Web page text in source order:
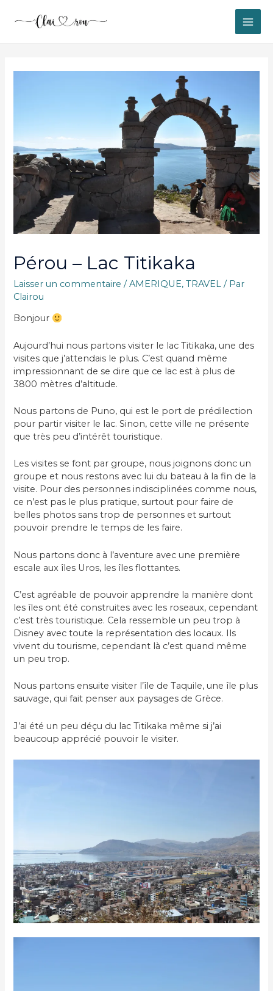
Pérou – Lac Titikaka
Laisser un commentaire /AMERIQUE,TRAVEL / Par
Clairou
Bonjour
Aujourd’hui nous partons visiter le lac Titikaka, une des
visites que j’attendais le plus. C’est quand même
impressionnant de se dire que ce lac est à plus de
3800 mètres d’altitude.
Nous partons de Puno, qui est le port de prédilection
pour partir visiter le lac. Sinon, cette ville ne présente
que très peu d’intérêt touristique.
Les visites se font par groupe, nous joignons donc un
groupe et nous restons avec lui du bateau à la fin de la
visite. Pour des personnes indisciplinées comme nous,
ce n’est pas le plus pratique, surtout pour faire de
belles photos sans trop de personnes et surtout
pouvoir prendre le temps de les faire.
Nous partons donc à l’aventure avec une première
escale aux îles Uros, les îles flottantes.
C’est agréable de pouvoir apprendre la manière dont
les îles ont été construites avec les roseaux, cependant
c’est très touristique. Cela ressemble un peu trop à
Disney avec toute la représentation des locaux. Ils
vivent du tourisme, cependant là c’est quand même
un peu trop.
Nous partons ensuite visiter l’île de Taquile, une île plus
sauvage, qui fait penser aux paysages de Grèce.
J’ai été un peu déçu du lac Titikaka même si j’ai
beaucoup apprécié pouvoir le visiter.